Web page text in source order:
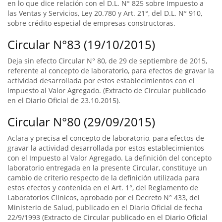
en lo que dice relación con el D.L. N° 825 sobre Impuesto a
las Ventas y Servicios, Ley 20.780 y Art. 21°, del D.L. N° 910,
sobre crédito especial de empresas constructoras.
Circular N°83 (19/10/2015)
Deja sin efecto Circular N° 80, de 29 de septiembre de 2015,
referente al concepto de laboratorio, para efectos de gravar la
actividad desarrollada por estos establecimientos con el
Impuesto al Valor Agregado. (Extracto de Circular publicado
en el Diario Oficial de 23.10.2015).
Circular N°80 (29/09/2015)
Aclara y precisa el concepto de laboratorio, para efectos de
gravar la actividad desarrollada por estos establecimientos
con el Impuesto al Valor Agregado. La definición del concepto
laboratorio entregada en la presente Circular, constituye un
cambio de criterio respecto de la definición utilizada para
estos efectos y contenida en el Art. 1°, del Reglamento de
Laboratorios Clínicos, aprobado por el Decreto N° 433, del
Ministerio de Salud, publicado en el Diario Oficial de fecha
22/9/1993 (Extracto de Circular publicado en el Diario Oficial